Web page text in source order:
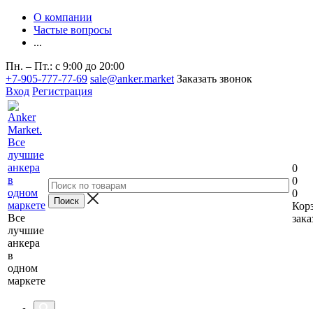
О компании
Частые вопросы
...
Пн. – Пт.: с 9:00 до 20:00
+7-905-777-77-69 sale@anker.market Заказать звонок
Вход Регистрация
Все
лучшие
анкера
в
одном
маркете
0
0
0